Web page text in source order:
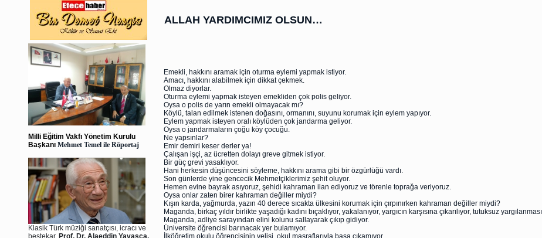
Milli Eğitim Vakfı Yönetim Kurulu
Başkanı Mehmet Temel ile Röportaj
Klasik Türk müziği sanatçısı, icracı ve
bestekar, Prof. Dr. Alaeddin Yavaşca,
ALLAH YARDIMCIMIZ OLSUN…
Emekli, hakkını aramak için oturma eylemi yapmak istiyor.
Amacı, hakkını alabilmek için dikkat çekmek.
Olmaz diyorlar.
Oturma eylemi yapmak isteyen emekliden çok polis geliyor.
Oysa o polis de yarın emekli olmayacak mı?
Köylü, talan edilmek istenen doğasını, ormanını, suyunu korumak için eylem yapıyor.
Eylem yapmak isteyen oralı köylüden çok jandarma geliyor.
Oysa o jandarmaların çoğu köy çocuğu.
Ne yapsınlar?
Emir demiri keser derler ya!
Çalışan işçi, az ücretten dolayı greve gitmek istiyor.
Bir güç grevi yasaklıyor.
Hani herkesin düşüncesini söyleme, hakkını arama gibi bir özgürlüğü vardı.
Son günlerde yine gencecik Mehmetçiklerimiz şehit oluyor.
Hemen evine bayrak asıyoruz, şehidi kahraman ilan ediyoruz ve törenle toprağa veriyoruz.
Oysa onlar zaten birer kahraman değiller miydi?
Kışın karda, yağmurda, yazın 40 derece sıcakta ülkesini korumak için çırpınırken kahraman değiller miydi?
Maganda, birkaç yıldır birlikte yaşadığı kadını bıçaklıyor, yakalanıyor, yargıcın karşısına çıkarılıyor, tutuksuz
Maganda, adliye sarayından elini kolunu sallayarak çıkıp gidiyor.
Üniversite öğrencisi barınacak yer bulamıyor.
İlköğretim okulu öğrencisinin velisi, okul masraflarıyla başa çıkamıyor.